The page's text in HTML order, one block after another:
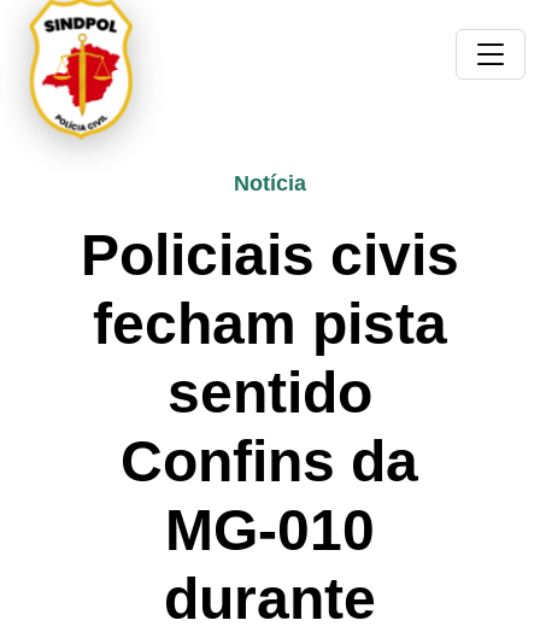
Notícia
Policiais civis
fecham pista
sentido
Confins da
MG-010
durante